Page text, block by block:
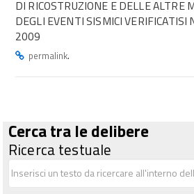
DI RICOSTRUZIONE E DELLE ALTRE
DEGLI EVENTI SISMICI VERIFICATISI
2009
permalink.
Cerca tra le delibere
Ricerca testuale